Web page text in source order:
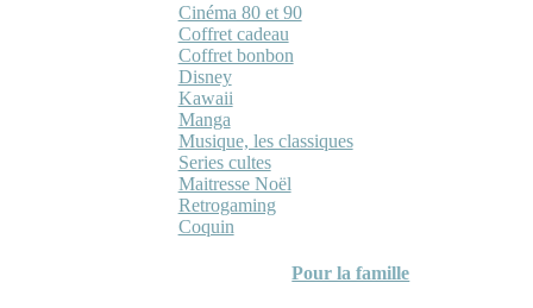
Cinéma 80 et 90
Coffret cadeau
Coffret bonbon
Disney
Kawaii
Manga
Musique, les classiques
Series cultes
Maitresse Noël
Retrogaming
Coquin
Pour la famille